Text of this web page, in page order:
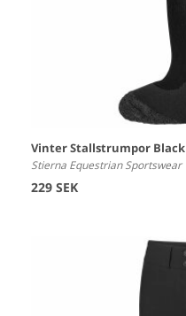
Vinter Stallstrumpor Black
Stierna Equestrian Sportswear
229 SEK